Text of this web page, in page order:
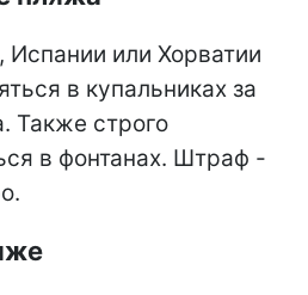
Испании или Хорватии
в купальниках за
Также строго
в фонтанах. Штраф -